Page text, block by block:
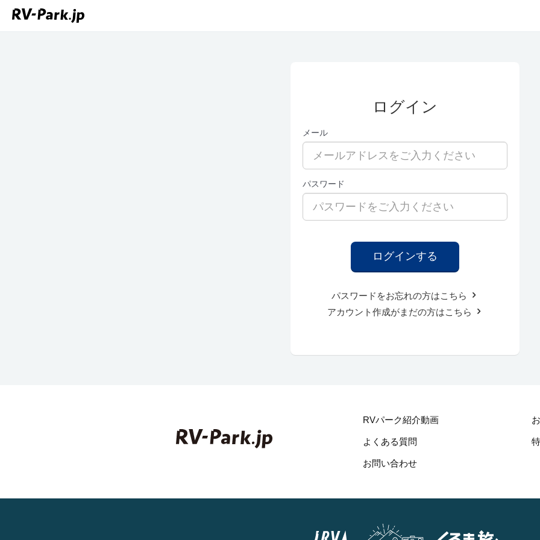
ログイン
メール
パスワード
パスワードをお忘れの方はこちら
アカウント作成がまだの方はこちら
RVパーク紹介動画
よくある質問
お問い合わせ